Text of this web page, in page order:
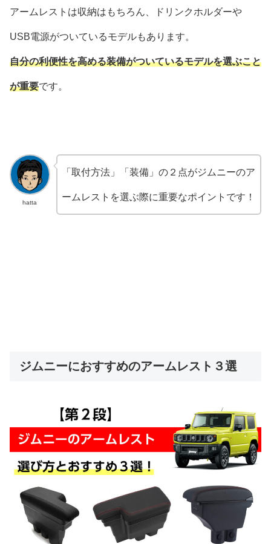
アームレストは収納はもちろん、ドリンクホルダーや
USB電源がついているモデルもあります。
自分の利便性を高める装備がついているモデルを選ぶこと
が重要です。
hatta
「取付方法」「装備」の２点がジムニーのア
ームレストを選ぶ際に重要なポイントです！
ジムニーにおすすめのアームレスト３選